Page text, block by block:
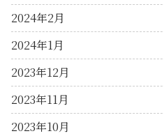
2024年2月
2024年1月
2023年12月
2023年11月
2023年10月